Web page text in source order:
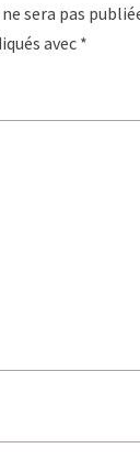
sera pas
avec *